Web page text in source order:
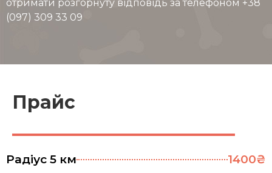
отримати розгорнуту відповідь за телефоном +38
(097) 309 33 09
Прайс
Радіус 5 км 1400₴